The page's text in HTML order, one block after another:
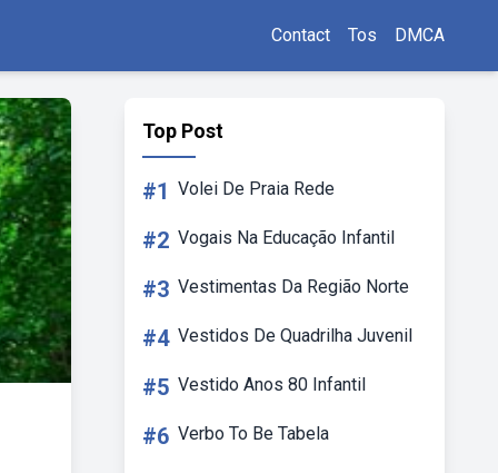
Contact Tos DMCA
Top Post
#1 Volei De Praia Rede
#2 Vogais Na Educação Infantil
#3 Vestimentas Da Região Norte
#4 Vestidos De Quadrilha Juvenil
#5 Vestido Anos 80 Infantil
#6 Verbo To Be Tabela